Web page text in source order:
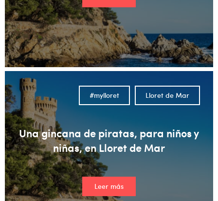
Una gincana de piratas, para niños y
niñas, en Lloret de Mar
Leer más
Lloret de Mar
#mylloret